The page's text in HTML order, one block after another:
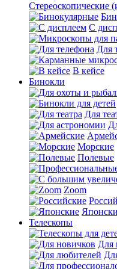
Стереоскопические
С
Для
В кейсе
Бинокли
Для
Морские
Полевые
Zoom
Телескопы
Для